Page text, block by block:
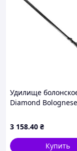
Удилище
Diamond
3 158.40 ₴
Купить